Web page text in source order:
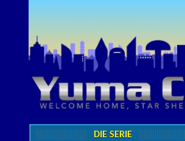
DIE SERIE